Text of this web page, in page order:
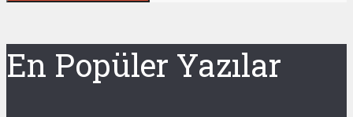
En Popüler Yazılar